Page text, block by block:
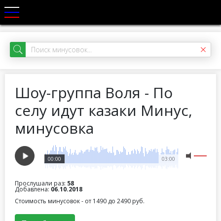
Шоу-группа Воля - По
селу идут казаки Минус,
минусовка
03:00
00:00
Прослушали раз: 58
Добавлена: 06.10.2018
Стоимость минусовок - от 1490 до 2490 руб.